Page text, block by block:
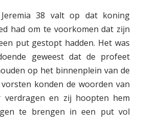
38 valt op dat koning
had om te voorkomen dat zijn
put gestopt hadden. Het was
geweest dat de profeet
op het binnenplein van de
konden de woorden van
verdragen en zij hoopten hem
te brengen in een put vol